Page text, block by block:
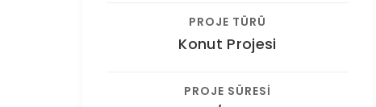
PROJE TÜRÜ
Konut Projesi
PROJE SÜRESİ